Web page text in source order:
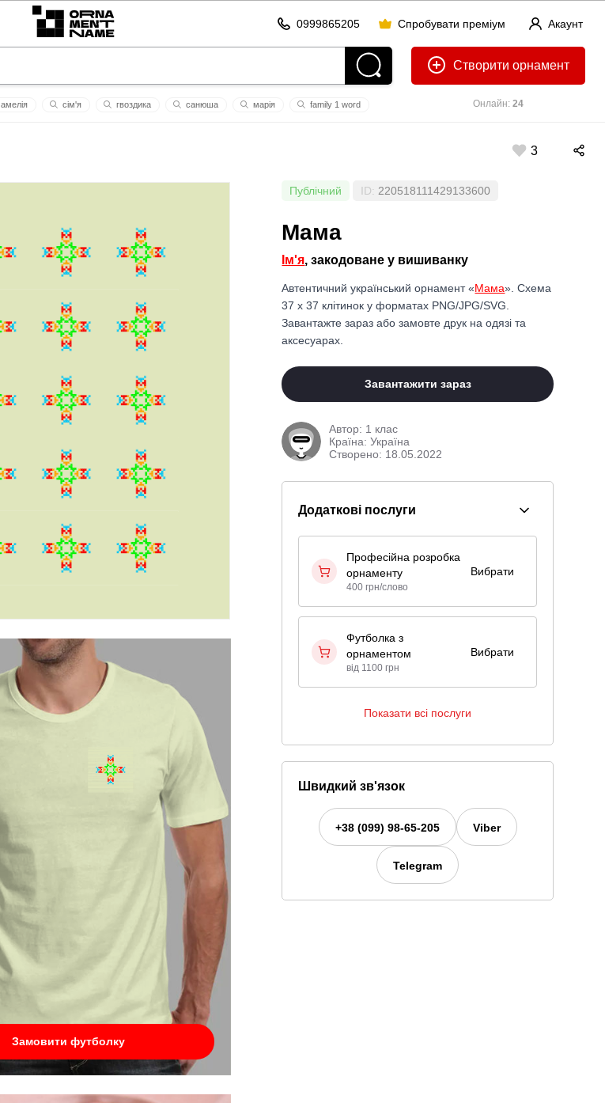
Акаунт
0999865205 Спробувати преміум
Створити
Онлайн: 24
амелія сім'я гвоздика санюша марія
family 1 word
3
Замовити футболку
Публічний ID: 220518111429133600
Мама
Ім'я, закодоване у вишиванку
Автентичний український орнамент «Мама». Схема
37 x 37 клітинок у форматах PNG/JPG/SVG.
Завантажте зараз або замовте друк на одязі та
аксесуарах.
Завантажити зараз
Автор: 1 клас
Країна: Україна
Створено: 18.05.2022
Додаткові послуги
Професійна розробка
орнаменту
400 грн/слово
Вибрати
Футболка з
орнаментом
від 1100 грн
Вибрати
Показати всі послуги
Швидкий зв'язок
+38 (099) 98-65-205 Viber
Telegram